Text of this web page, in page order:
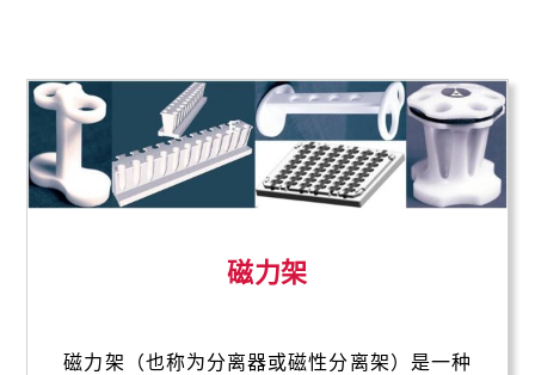
磁力架
磁力架（也称为分离器或磁性分离架）是一种